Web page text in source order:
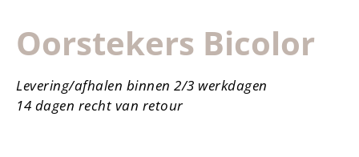
Oorstekers Bicolor
Levering/afhalen binnen 2/3 werkdagen
14 dagen recht van retour